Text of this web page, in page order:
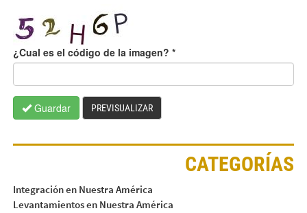
¿Cual es el código de la imagen? *
Guardar PREVISUALIZAR
CATEGORÍAS
Integración en Nuestra América
Levantamientos en Nuestra América